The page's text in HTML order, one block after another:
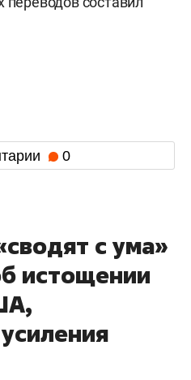
0
с ума»
истощении